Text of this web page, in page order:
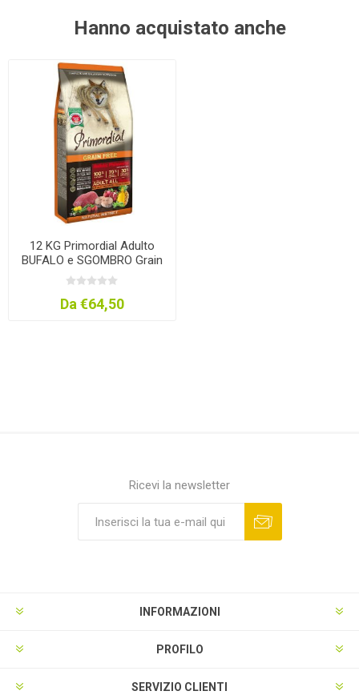
Hanno acquistato anche
12 KG Primordial Adulto
BUFALO e SGOMBRO Grain
Free
Da €64,50
Ricevi la newsletter
INFORMAZIONI
PROFILO
SERVIZIO CLIENTI